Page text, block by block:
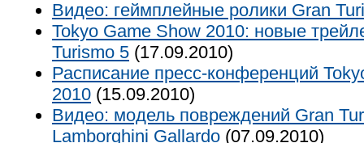
Видео: геймплейные ролики Gran
Tokyo Game Show 2010: новые
Turismo 5 (17.09.2010)
Расписание пресс-конференций
2010 (15.09.2010)
Видео: модель повреждений Gran
Lamborghini Gallardo (07.09.2010)